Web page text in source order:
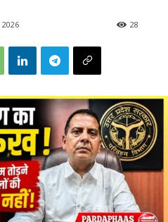
2026 28